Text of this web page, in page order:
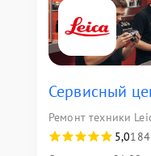
Сервисный
Ремонт техники
5,0